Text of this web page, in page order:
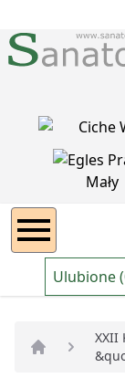
Ulubione
Strona
XXII